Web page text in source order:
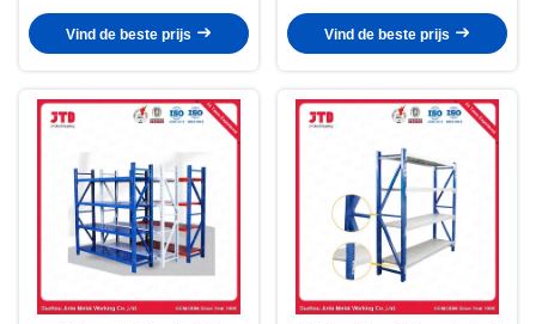
Vind de beste prijs
Vind de beste prijs